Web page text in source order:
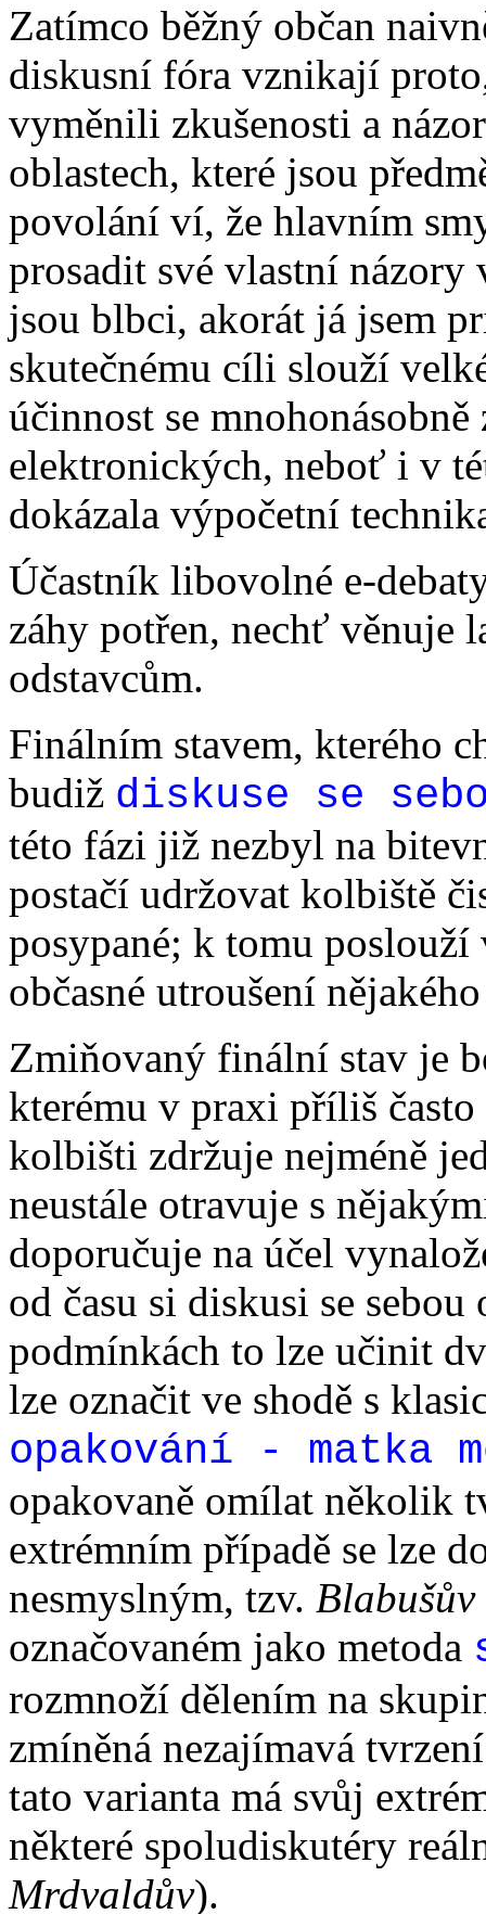
Zatímco běžný občan
diskusní fóra vznikají
vyměnili zkušenosti a
oblastech, které jsou
povolání ví, že hlavním
prosadit své vlastní názory
jsou blbci, akorát já jsem
skutečnému cíli slouží
účinnost se
elektronických, neboť i v
dokázala výpočetní
Účastník libovolné e-
záhy potřen, nechť věnuje
odstavcům.
Finálním stavem, kterého
budiž diskuse se
této fázi již nezbyl na
postačí udržovat kolbiště
posypané; k tomu
občasné utroušení
Zmiňovaný finální stav je
kterému v praxi příliš
kolbišti zdržuje nejméně
neustále otravuje s
doporučuje na účel
od času si diskusi se
podmínkách to lze učinit
lze označit ve shodě s
opakování - matka
opakovaně omílat několik
extrémním případě se lze
nesmyslným, tzv.
označovaném jako metoda
rozmnoží dělením na
zmíněná nezajímavá
tato varianta má svůj
některé spoludiskutéry
Mrdvaldův).